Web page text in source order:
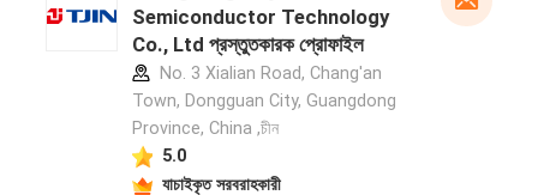
Semiconductor Technology
Co., Ltd প্রস্তুতকারক প্রোফাইল
No. 3 Xialian Road, Chang'an
Town, Dongguan City, Guangdong
Province, China ,চীন
5.0
যাচাইকৃত সরবরাহকারী